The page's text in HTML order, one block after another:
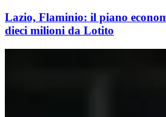
Lazio, Flaminio: il piano
dieci milioni da Lotito